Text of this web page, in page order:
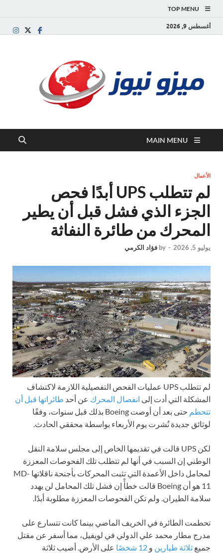
TOP MENU
أغسطس 9, 2026
MAIN MENU
الأعمال
لم تتطلب UPS أبدًا فحص
الجزء الذي فشل قبل أن يطير
المحرك من طائرة النفاثة
يوليو 5, 2026 -
by فؤاد الكرمي
لم تتطلب UPS عمليات الفحص التفصيلية اللازمة لاكتشاف
المشكلة التي أدت إلى انفصال المحرك عن أحد طائراتها قبل أن
تتحطم
حتى بعد أن أوصت Boeing بذلك قبل سنوات، وفقًا
لوثائق جديدة نُشرت يوم الأربعاء بواسطة محققي الحادث.
لكن UPS قالت في تقديمها الخاص إلى مجلس سلامة النقل
الوطني إن السبب في أنها لم تتطلب تلك الفحوصات المعززة
لمحامل داخل الأعمدة التي تثبت المحركات بأجنحة ناقلاتها MD-
11 هو أن Boeing قالت خطأً إن فشل تلك المحامل لن يهدد
سلامة الطيران. ولم تكن الفحوصات المعززة مطلوبة أبدًا.
تحطمت الطائرة في الخريف الماضي بينما كانت تتسارع على
مدرج مطار محمد علي الدولي في لويفيل، مما أسفر عن مقتل
جميع ثلاثة طيارين و 12 شخصًا
على الأرض. أصيب ثلاثة